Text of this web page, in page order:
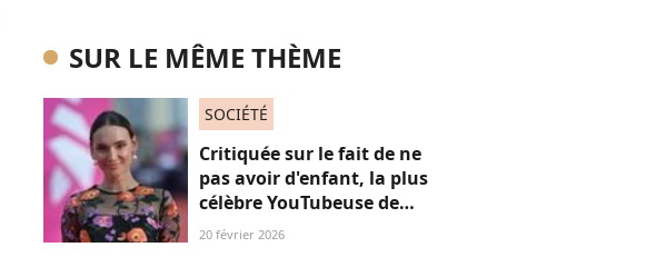
SUR LE MÊME THÈME
SOCIÉTÉ
Critiquée sur le fait de ne
pas avoir d'enfant, la plus
célèbre YouTubeuse de
France répond aux
20 février 2026